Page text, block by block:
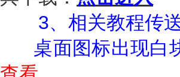
3、相关教程传送
桌面图标出现白